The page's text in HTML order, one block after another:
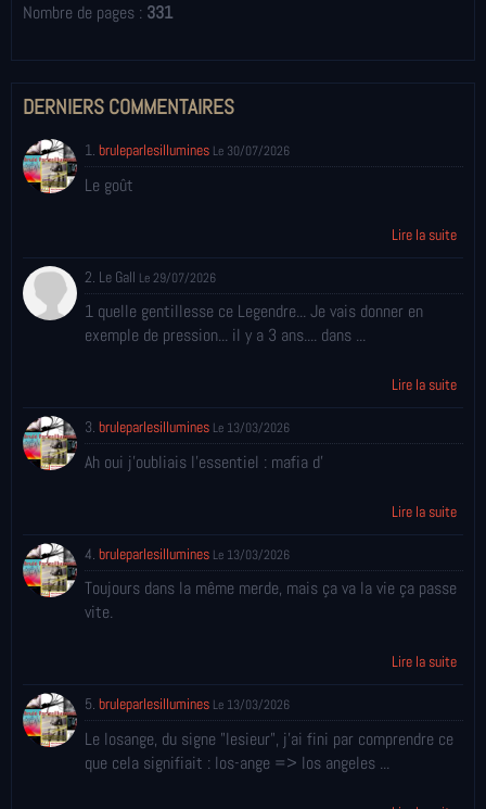
Nombre de pages : 331
DERNIERS COMMENTAIRES
1. bruleparlesillumines Le 30/07/2026
Le goût
Lire la suite
2. Le Gall Le 29/07/2026
1 quelle gentillesse ce Legendre... Je vais donner en
exemple de pression... il y a 3 ans.... dans ...
Lire la suite
3. bruleparlesillumines Le 13/03/2026
Ah oui j'oubliais l'essentiel : mafia d'
Lire la suite
4. bruleparlesillumines Le 13/03/2026
Toujours dans la même merde, mais ça va la vie ça passe
vite.
Lire la suite
5. bruleparlesillumines Le 13/03/2026
Le losange, du signe "lesieur", j'ai fini par comprendre ce
que cela signifiait : los-ange => los angeles ...